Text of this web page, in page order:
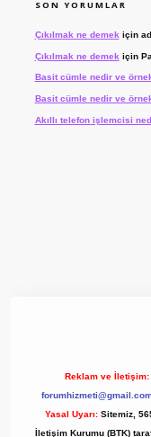
SON YORUMLAR
Çıkılmak ne demek için
Çıkılmak ne demek için
Basit cümle nedir ve
Basit cümle nedir ve
Akıllı telefon işlemcisi
Reklam ve İletişim:
Yasal Uyarı: Sitemiz,
İletişim Kurumu (BTK)